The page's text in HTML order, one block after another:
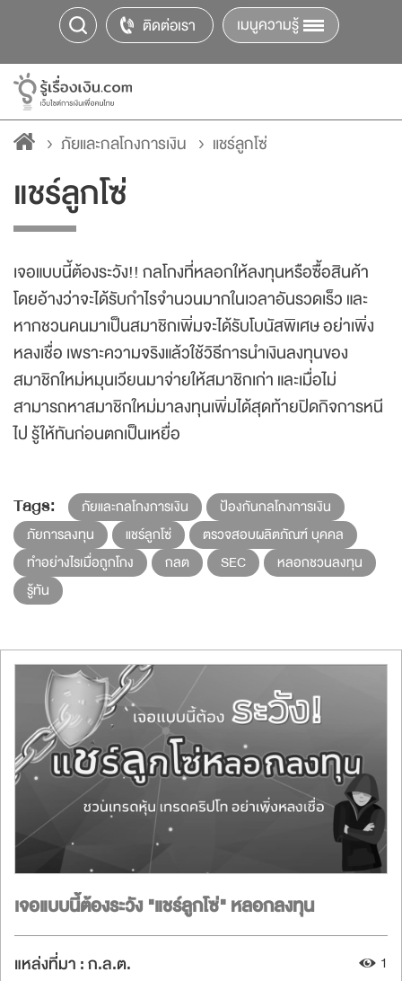
ติดต่อเรา เมนูความรู้
ภัยและกลโกงการเงิน แชร์ลูกโซ่
แชร์ลูกโซ่
เจอแบบนี้ต้องระวัง!! กลโกงที่หลอกให้ลงทุนหรือซื้อสินค้า
โดยอ้างว่าจะได้รับกำไรจำนวนมากในเวลาอันรวดเร็ว และ
หากชวนคนมาเป็นสมาชิกเพิ่มจะได้รับโบนัสพิเศษ อย่าเพิ่ง
หลงเชื่อ เพราะความจริงแล้วใช้วิธีการนำเงินลงทุนของ
สมาชิกใหม่หมุนเวียนมาจ่ายให้สมาชิกเก่า และเมื่อไม่
สามารถหาสมาชิกใหม่มาลงทุนเพิ่มได้สุดท้ายปิดกิจการหนี
ไป รู้ให้ทันก่อนตกเป็นเหยื่อ
Tags: ภัยและกลโกงการเงิน
ป้องกันกลโกงการเงิน
ภัยการลงทุน
แชร์ลูกโซ่
ตรวจสอบผลิตภัณฑ์ บุคคล
ทำอย่างไรเมื่อถูกโกง
กลต SEC
หลอกชวนลงทุน
รู้ทัน
เจอแบบนี้ต้องระวัง "แชร์ลูกโซ่" หลอกลงทุน
แหล่งที่มา :ก.ล.ต. 1